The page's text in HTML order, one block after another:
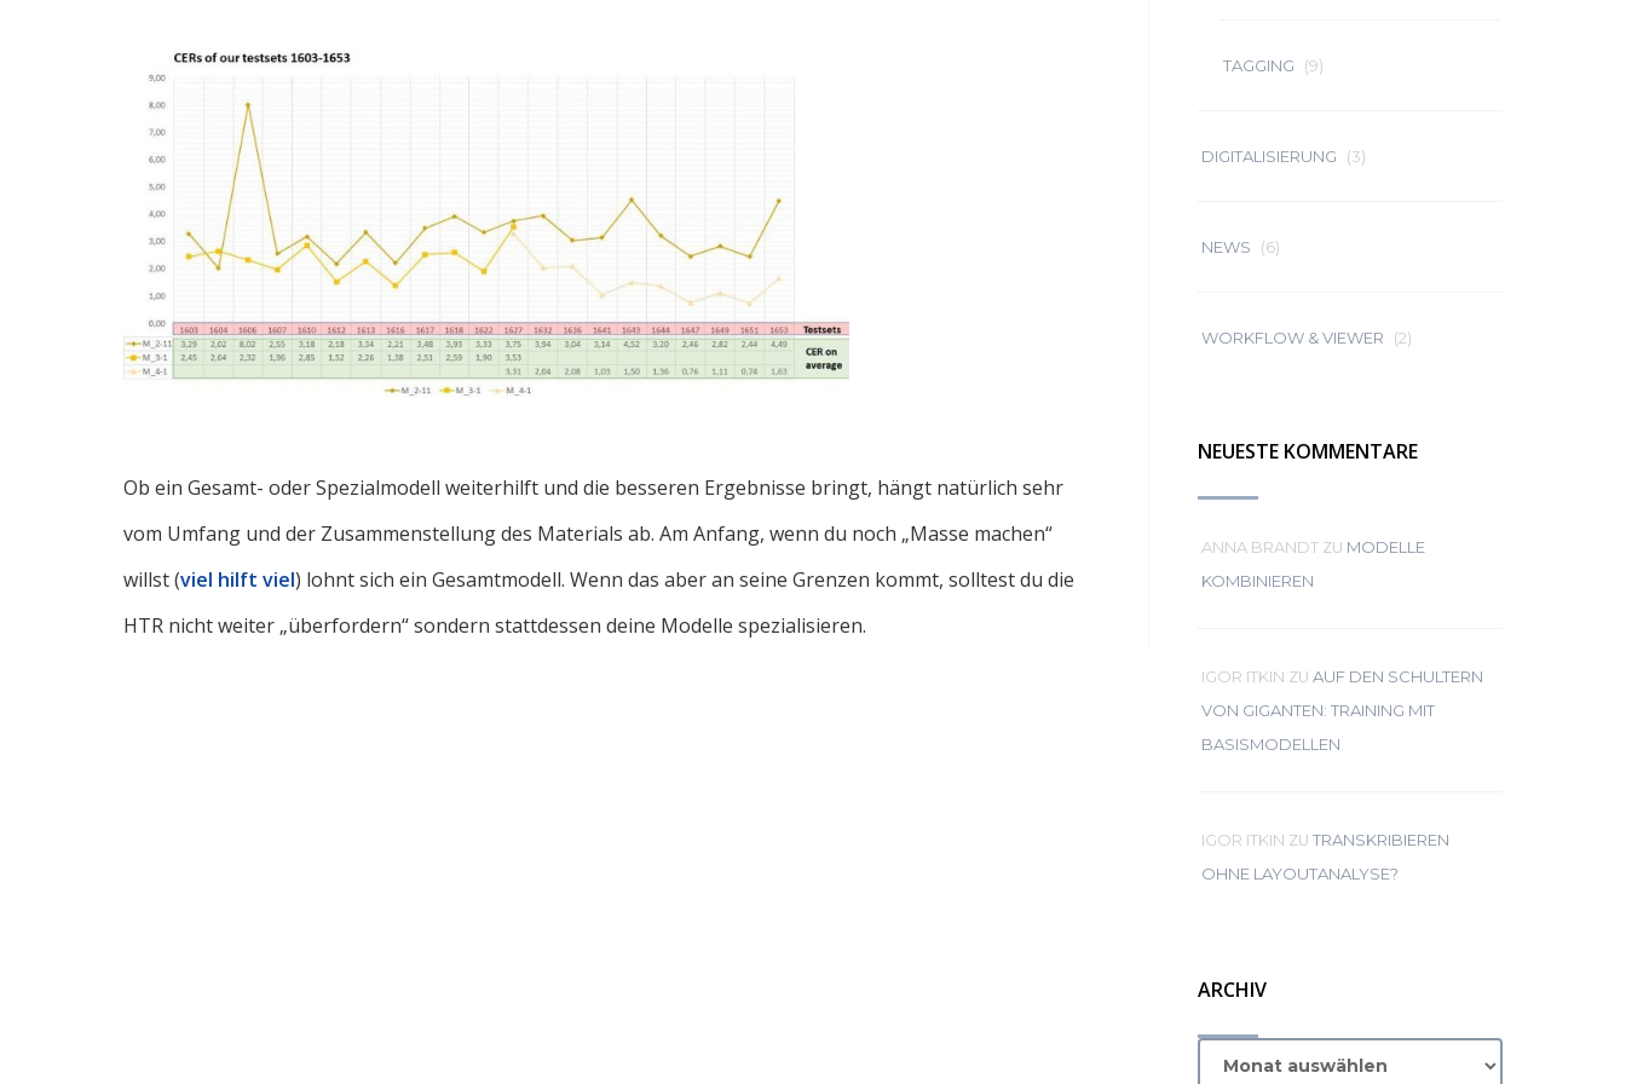
Ob ein Gesamt- oder Spezialmodell weiterhilft und die besseren Ergebnisse bringt, hängt natürlich sehr
vom Umfang und der Zusammenstellung des Materials ab. Am Anfang, wenn du noch „Masse machen“
willst (viel hilft viel) lohnt sich ein Gesamtmodell. Wenn das aber an seine Grenzen kommt, solltest du die
HTR nicht weiter „überfordern“ sondern stattdessen deine Modelle spezialisieren.
TAGGING (9)
DIGITALISIERUNG (3)
NEWS (6)
WORKFLOW & VIEWER (2)
NEUESTE KOMMENTARE
ANNA BRANDTZU MODELLE
KOMBINIEREN
IGOR ITKIN ZU AUF DEN SCHULTERN
VON GIGANTEN: TRAINING MIT
BASISMODELLEN
IGOR ITKIN ZU TRANSKRIBIEREN
OHNE LAYOUTANALYSE?
ARCHIV